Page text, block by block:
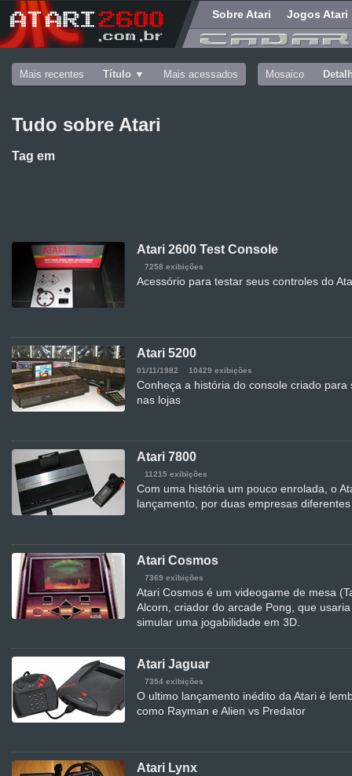
Sobre Atari Jogos Atari
Mais recentes Título Mais acessados Mosaico
Tudo sobre Atari
Tag em
Atari 2600 Test Console
7258 exibições
Acessório para testar seus controles do
Atari 5200
01/11/1982 10429 exibições
Conheça a história do console criado
nas lojas
Atari 7800
11215 exibições
Com uma história um pouco enrolada, o
lançamento, por duas empresas
Atari Cosmos
7369 exibições
Atari Cosmos é um videogame de mesa
Alcorn, criador do arcade Pong, que
simular uma jogabilidade em 3D.
Atari Jaguar
7354 exibições
O ultimo lançamento inédito da Atari é
como Rayman e Alien vs Predator
Atari Lynx